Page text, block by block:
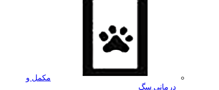
مکمل و
درمانی سگ